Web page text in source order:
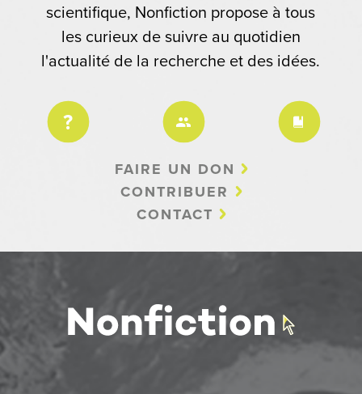
scientifique, Nonfiction propose à tous
les curieux de suivre au quotidien
l'actualité de la recherche et des idées.
FAIRE UN DON
CONTRIBUER
CONTACT